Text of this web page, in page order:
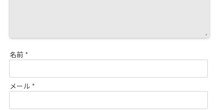
名前 *
メール *